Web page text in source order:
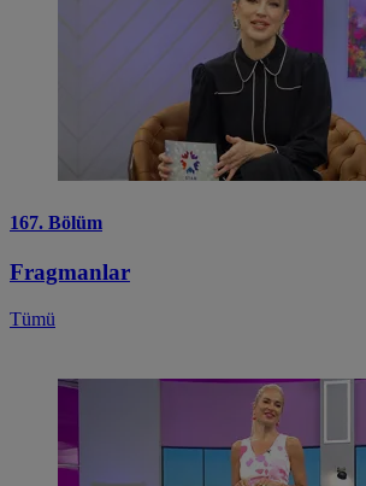
167. Bölüm
Fragmanlar
Tümü